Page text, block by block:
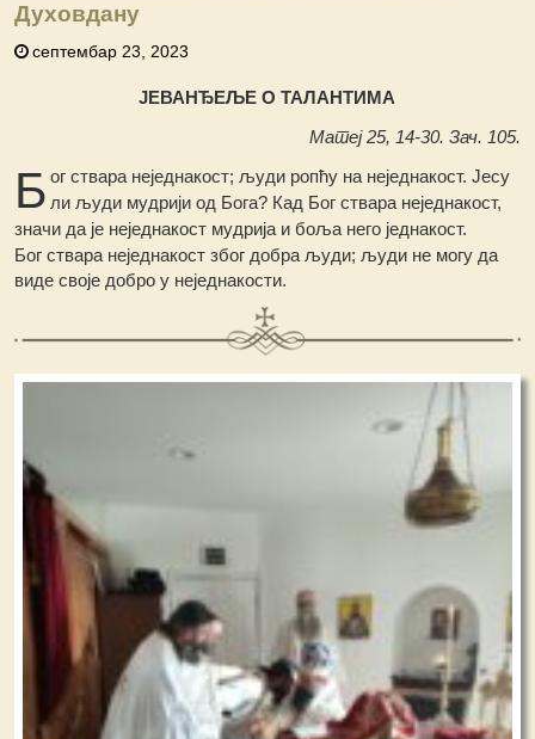
Духовдану
септембар 23, 2023
ЈЕВАНЂЕЉЕ О ТАЛАНТИМА
Матеј 25, 14-30. Зач. 105.
Б ог ствара неједнакост; људи ропћу на неједнакост. Јесу
ли људи мудрији од Бога? Кад Бог ствара неједнакост,
значи да је неједнакост мудрија и боља него једнакост.
Бог ствара неједнакост због добра људи; људи не могу да
виде своје добро у неједнакости.